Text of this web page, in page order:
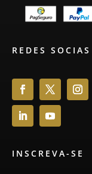
REDES SOCIAS
INSCREVA-SE